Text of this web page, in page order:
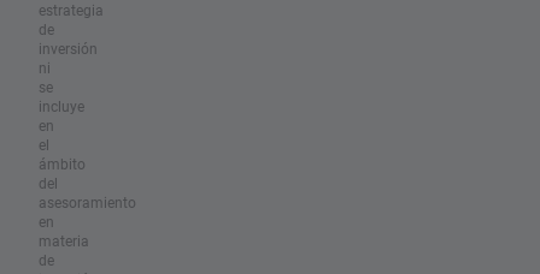
estrategia
de
inversión
ni
se
incluye
en
el
ámbito
del
asesoramiento
en
materia
de